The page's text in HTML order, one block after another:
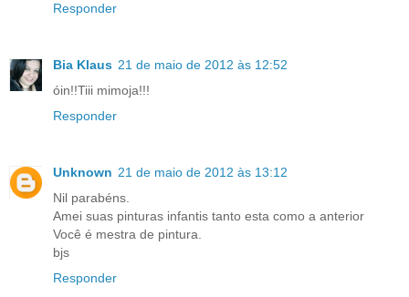
Responder
Bia Klaus 21 de maio de 2012 às 12:52
óin!!Tiii mimoja!!!
Responder
Unknown 21 de maio de 2012 às 13:12
Nil parabéns.
Amei suas pinturas infantis tanto esta como a anterior
Você é mestra de pintura.
bjs
Responder